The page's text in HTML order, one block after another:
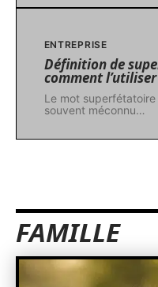
ENTREPRISE
Définition de
comment
Le mot
souvent méconnu…
FAMILLE